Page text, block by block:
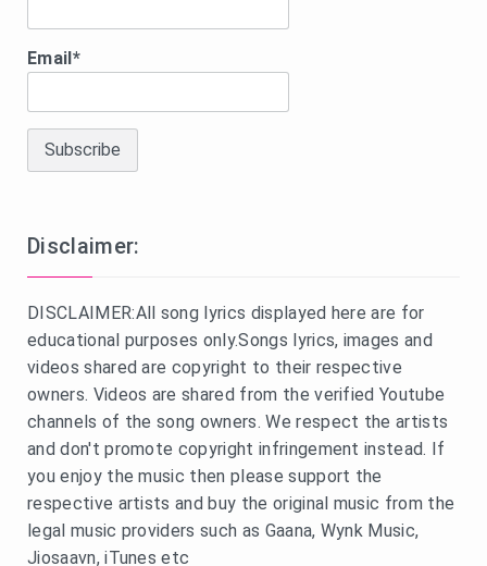
Email*
Disclaimer:
DISCLAIMER:All song lyrics displayed here are for
educational purposes only.Songs lyrics, images and
videos shared are copyright to their respective
owners. Videos are shared from the verified Youtube
channels of the song owners. We respect the artists
and don't promote copyright infringement instead. If
you enjoy the music then please support the
respective artists and buy the original music from the
legal music providers such as Gaana, Wynk Music,
Jiosaavn, iTunes etc